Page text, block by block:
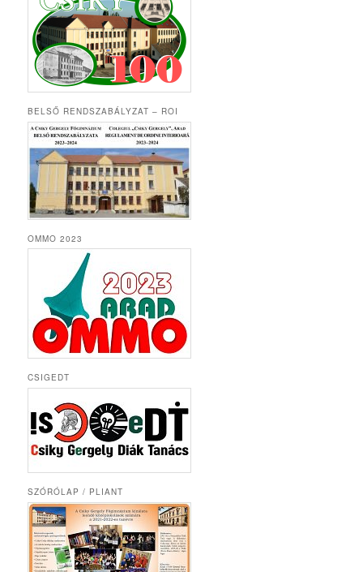
BELSŐ RENDSZABÁLYZAT – ROI
OMMO 2023
CSIGEDT
SZÓRÓLAP / PLIANT